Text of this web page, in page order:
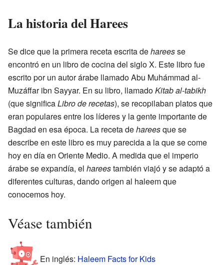
La historia del Harees
Se dice que la primera receta escrita dehareesse
encontró en un libro de cocina del siglo X. Este libro fue
escrito por un autor árabe llamado Abu Muhámmad al-
Muzáffar ibn Sayyar. En su libro, llamadoKitab al-tabikh
(que significaLibro de recetas), se recopilaban platos que
eran populares entre los líderes y la gente importante de
Bagdad en esa época. La receta dehareesque se
describe en este libro es muy parecida a la que se come
hoy en día en Oriente Medio. A medida que el imperio
árabe se expandía, el hareestambién viajó y se adaptó a
diferentes culturas, dando origen al haleem que
conocemos hoy.
Véase también
En inglés: Haleem Facts for Kids